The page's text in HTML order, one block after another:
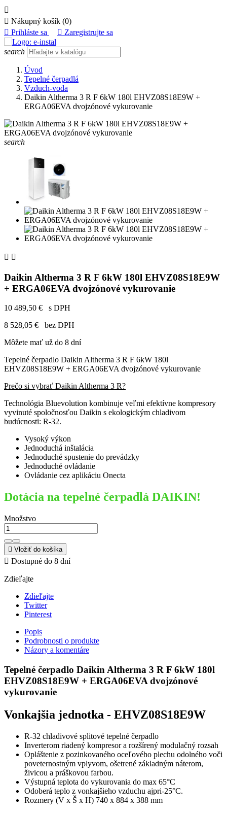

 Nákupný košík (0)
 Prihláste sa  Zaregistrujte sa
search
Úvod
Tepelné čerpadlá
Vzduch-voda
Daikin Altherma 3 R F 6kW 180l EHVZ08S18E9W +
ERGA06EVA dvojzónové vykurovanie
search
 
Daikin Altherma 3 R F 6kW 180l EHVZ08S18E9W
+ ERGA06EVA dvojzónové vykurovanie
10 489,50 €
s DPH
8 528,05 €
bez DPH
Môžete mať už do 8 dní
Tepelné čerpadlo Daikin Altherma 3 R F 6kW 180l
EHVZ08S18E9W + ERGA06EVA dvojzónové vykurovanie
Prečo si vybrať Daikin Altherma 3 R?
Technológia Bluevolution kombinuje veľmi efektívne kompresory
vyvinuté spoločnosťou Daikin s ekologickým chladivom
budúcnosti: R-32.
Vysoký výkon
Jednoduchá inštalácia
Jednoduché spustenie do prevádzky
Jednoduché ovládanie
Ovládanie cez aplikáciu Onecta
Dotácia na tepelné čerpadlá DAIKIN!
Množstvo
 Vložiť do košíka
 Dostupné do 8 dní
Zdieľajte
Zdieľajte
Twitter
Pinterest
Popis
Podrobnosti o produkte
Názory a komentáre
Tepelné čerpadlo Daikin Altherma 3 R F 6kW 180l
EHVZ08S18E9W + ERGA06EVA dvojzónové
vykurovanie
Vonkajšia jednotka - EHVZ08S18E9W
R-32 chladivové splitové tepelné čerpadlo
Inverterom riadený kompresor a rozšírený modulačný rozsah
Opláštenie z pozinkovaného oceľového plechu odolného voči
poveternostným vplyvom, ošetrené základným náterom,
živicou a práškovou farbou.
Výstupná teplota do vykurovania do max 65°C
Odoberá teplo z vonkajšieho vzduchu ajpri-25°C.
Rozmery (V x Š x H) 740 x 884 x 388 mm